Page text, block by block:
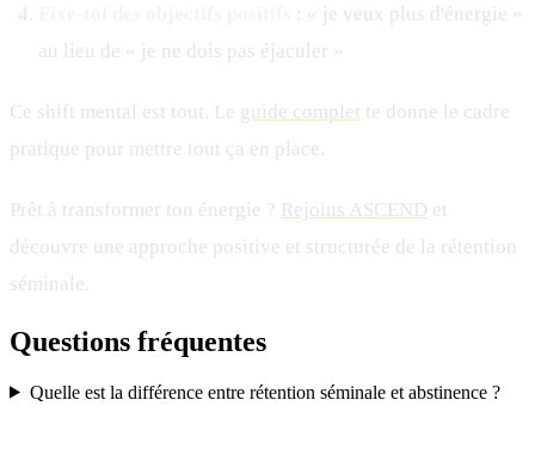
: « je veux plus d'énergie »
au lieu de « je ne dois pas éjaculer »
Ce shift mental est tout. Le guide complet te donne le cadre
pratique pour mettre tout ça en place.
Prêt à transformer ton énergie ? Rejoins ASCEND et
découvre une approche positive et structurée de la rétention
séminale.
Questions fréquentes
Quelle est la différence entre rétention séminale et abstinence ?